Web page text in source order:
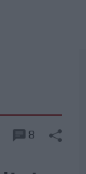
8